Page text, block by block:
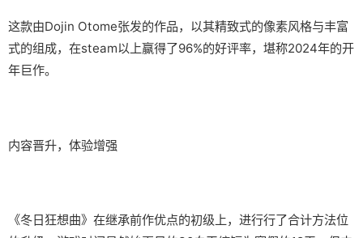
这款由Dojin Otome张发的作品，以其精致式的像素风格与丰富
式的组成，在steam以上赢得了​​96%的好评率​​，堪称2024年的开
年巨作。
内容晋升，体验增强
《冬日狂想曲》在继承前作优点的初级上，进行行了合计方法位